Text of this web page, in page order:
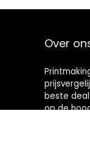
Over
beste
op de